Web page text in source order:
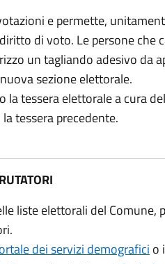
e permette,
di voto. Le persone che
un tagliando adesivo da
sezione elettorale.
tessera elettorale a cura
tessera precedente.
liste elettorali del Comune,
dei servizi demografici o